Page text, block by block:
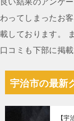
良い結果のアンケ
わってしまったお
載しております。
口コミも下部に掲
宇治市の最新
【